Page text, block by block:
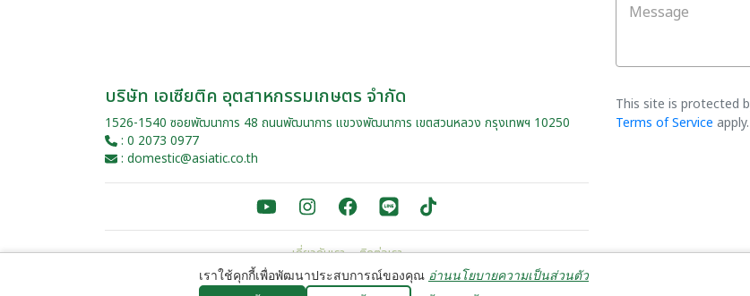
บริษัท เอเซียติค อุตสาหกรรมเกษตร จำกัด
1526-1540 ซอยพัฒนาการ 48 ถนนพัฒนาการ แขวงพัฒนาการ เขตสวนหลวง กรุงเทพฯ 10250
: 0 2073 0977
: domestic@asiatic.co.th
เกี่ยวกับเรา ติดต่อเรา
Message
This site is protected
Terms of Service apply.
เราใช้คุกกี้เพื่อพัฒนาประสบการณ์ของคุณ อ่านนโยบายความเป็นส่วนตัว